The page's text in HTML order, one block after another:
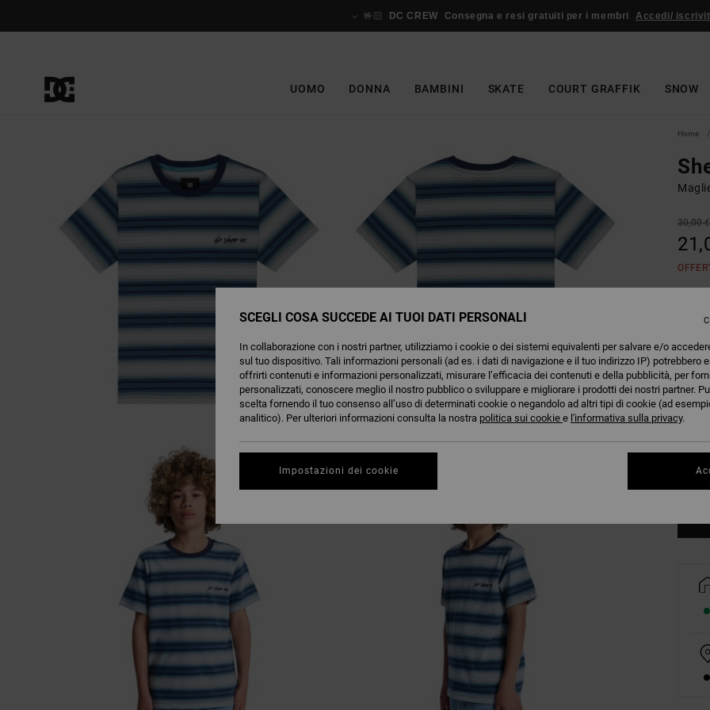
🤟🏻 DC CREW Consegna e resi gratuiti per i membri Accedi/
UOMO DONNA BAMBINI SKATE COURT GRAFFIK SNOW
Home
30,00 €
Colori
SCEGLI COSA SUCCEDE AI TUOI DATI PERSONALI
In collaborazione con i nostri partner, utilizziamo i cookie o dei sistemi equivalenti per salvare e/o
sul tuo dispositivo. Tali informazioni personali (ad es. i dati di navigazione e il tuo indirizzo IP) potrebbero
offrirti contenuti e informazioni personalizzati, misurare l’efficacia dei contenuti e della pubblicità, per
personalizzati, conoscere meglio il nostro pubblico o sviluppare e migliorare i prodotti dei nostri partner.
scelta fornendo il tuo consenso all’uso di determinati cookie o negandolo ad altri tipi di cookie (ad
analitico). Per ulteriori informazioni consulta la nostra politica sui cookie e l'informativa sulla privacy.
Impostazioni dei cookie